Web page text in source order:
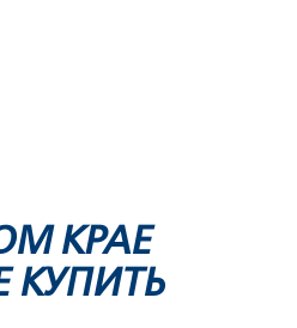
КРАЕ
КУПИТЬ